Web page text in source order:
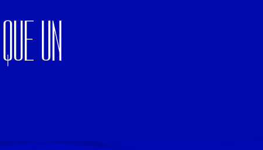
UN